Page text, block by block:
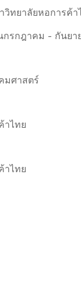
วิทยาลัยหอการค้า
รกฎาคม - กันยา
มศาสตร์
าไทย
าไทย